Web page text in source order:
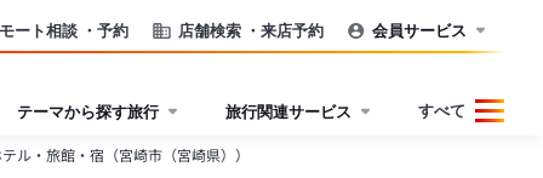
ート相談 ・予約 店舗検索 ・来店予約 会員サービス
テーマから探す旅行 旅行関連サービス すべて
ル・旅館・宿（宮崎市（宮崎県））